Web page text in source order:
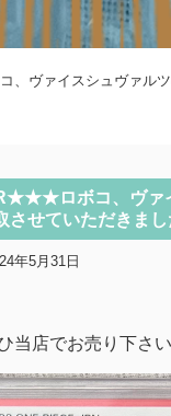
ヴァイスシュヴァル
ロボコ、ヴァ
せていただきまし
年5月31日
当店でお売り下さい